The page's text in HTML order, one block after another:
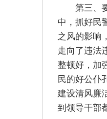
第三、要
中，抓好民
之风的影响
走向了违法
整顿好，加
民的好公仆
建设清风廉
到领导干部